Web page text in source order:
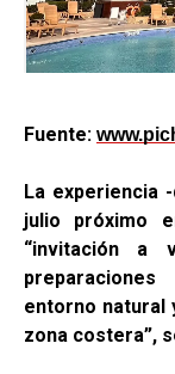
Fuente:
La experiencia
julio próximo
“invitación a
entorno natural
zona costera”,